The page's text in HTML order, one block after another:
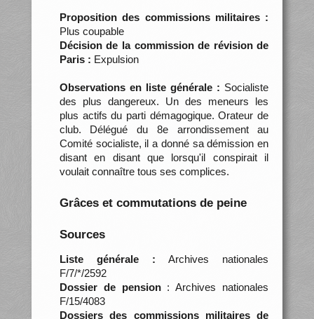
Proposition des commissions militaires :
Plus coupable
Décision de la commission de révision de
Paris : Expulsion
Observations en liste générale : Socialiste
des plus dangereux. Un des meneurs les
plus actifs du parti démagogique. Orateur de
club. Délégué du 8e arrondissement au
Comité socialiste, il a donné sa démission en
disant en disant que lorsqu'il conspirait il
voulait connaître tous ses complices.
Grâces et commutations de peine
Sources
Liste générale : Archives nationales
F/7/*/2592
Dossier de pension: Archives nationales
F/15/4083
Dossiers des commissions militaires de